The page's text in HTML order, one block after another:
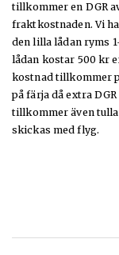
tillkommer en DGR
fraktkostnaden. Vi
den lilla lådan ryms
lådan kostar 500 kr
kostnad tillkommer
på färja då extra
tillkommer även
skickas med flyg.